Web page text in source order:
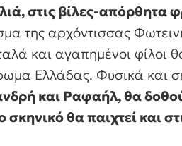
στις βίλες-απόρθητα
της αρχόντισσας
και αγαπημένοι φίλοι
Ελλάδας. Φυσικά και σε
και Ραφαήλ, θα
σκηνικό θα παιχτεί και